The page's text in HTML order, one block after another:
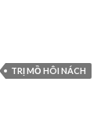
TRỊ MỒ HÔI NÁCH